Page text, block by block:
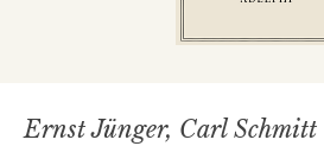
Ernst Jünger, Carl Schmitt